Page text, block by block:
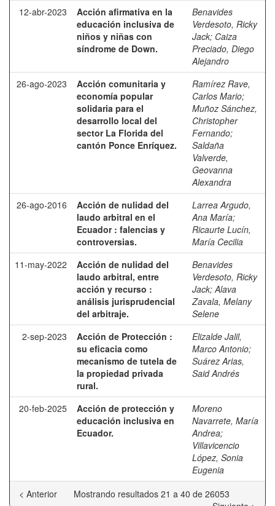
12-abr-2023
Acción afirmativa en la
educación inclusiva de
niños y niñas con
síndrome de Down.
Benavides
Verdesoto, Ricky
Jack; Caiza
Preciado, Diego
Alejandro
26-ago-2023
Acción comunitaria y
economía popular
solidaria para el
desarrollo local del
sector La Florida del
cantón Ponce Enríquez.
Ramírez Rave,
Carlos Mario;
Muñoz Sánchez,
Christopher
Fernando;
Saldaña
Valverde,
Geovanna
Alexandra
26-ago-2016
Acción de nulidad del
laudo arbitral en el
Ecuador : falencias y
controversias.
Larrea Argudo,
Ana María;
Ricaurte Lucín,
María Cecilia
11-may-2022
Acción de nulidad del
laudo arbitral, entre
acción y recurso :
análisis jurisprudencial
del arbitraje.
Benavides
Verdesoto, Ricky
Jack;Alava
Zavala, Melany
Selene
2-sep-2023
Acción de Protección :
su eficacia como
mecanismo de tutela de
la propiedad privada
rural.
Elizalde Jalil,
Marco Antonio;
Suárez Arias,
Said Andrés
20-feb-2025
Acción de protección y
educación inclusiva en
Ecuador.
Moreno
Navarrete, María
Andrea;
Villavicencio
López, Sonia
Eugenia
Mostrando resultados 21 a 40 de 26053
< Anterior